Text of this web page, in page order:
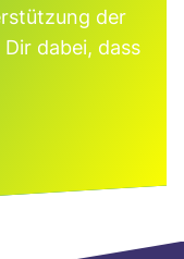
der
dabei, dass